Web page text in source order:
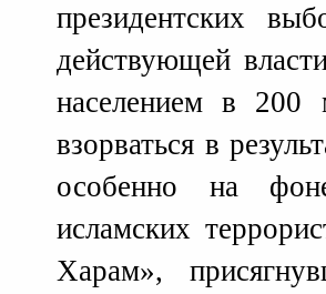
президентских
действующей
населением в 200
взорваться в
особенно на
исламских
Харам»,